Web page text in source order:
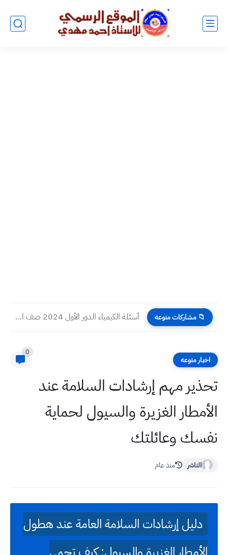
📁 مشاركات منوعه أسئلة الكيمياء الدور الأول 2024 صف الثالث المتوسط
اخبار منوعه
0
تحذير مهم إرشادات السلامة عند
الأمطار الغزيرة والسيول لحماية
نفسك وعائلتك
الناشر منذ عام
دليل إرشادات السلامة العامة عند هطول